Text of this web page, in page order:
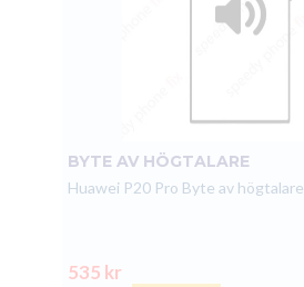
BYTE AV HÖGTALARE
Huawei P20 Pro Byte av högtalare
535 kr